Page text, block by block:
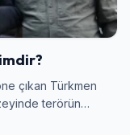
çıkan Türkmen
terörün…